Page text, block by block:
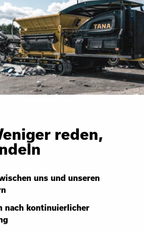
reden,
uns und unseren
nach kontinuierlicher